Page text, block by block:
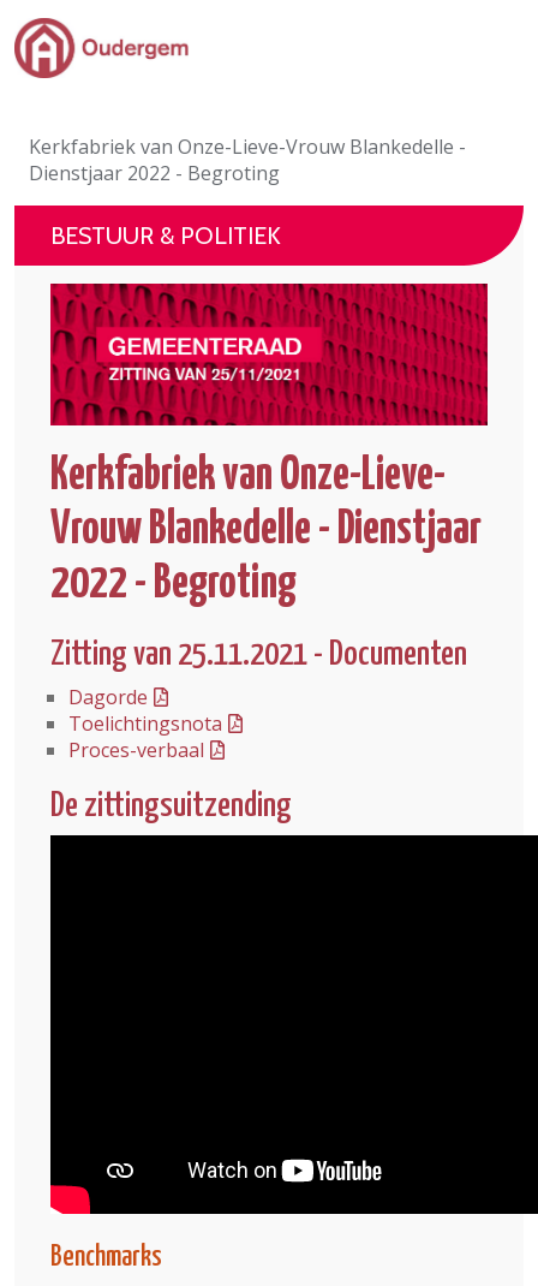
Ga naar de hoofdinhoud
Evenementen & Verenigingen
eLoket
Leven in Oudergem
In 1 klik
Kerkfabriek van Onze-Lieve-Vrouw Blankedelle -
Dienstjaar 2022 - Begroting
BESTUUR & POLITIEK
Kerkfabriek van Onze-Lieve-
Vrouw Blankedelle - Dienstjaar
2022 - Begroting
Zitting van 25.11.2021 - Documenten
Dagorde
Toelichtingsnota
Proces-verbaal
De zittingsuitzending
Benchmarks